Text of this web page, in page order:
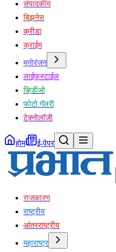
संपादकीय
बिझनेस
क्रीडा
क्राईम
मनोरंजन
लाईफस्टाईल
व्हिडीओ
फोटो गॅलरी
टेक्नोलॉजी
होम ई-पेपर
राजकारण
राष्ट्रीय
आंतरराष्ट्रीय
महाराष्ट्र